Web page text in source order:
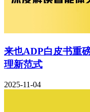
来也ADP白皮书重
理新范式
2025-11-04